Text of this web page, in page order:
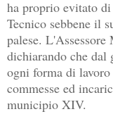
ha proprio evitato
Tecnico sebbene il
palese.
dichiarando che dal
ogni forma di
commesse ed
municipio XIV.